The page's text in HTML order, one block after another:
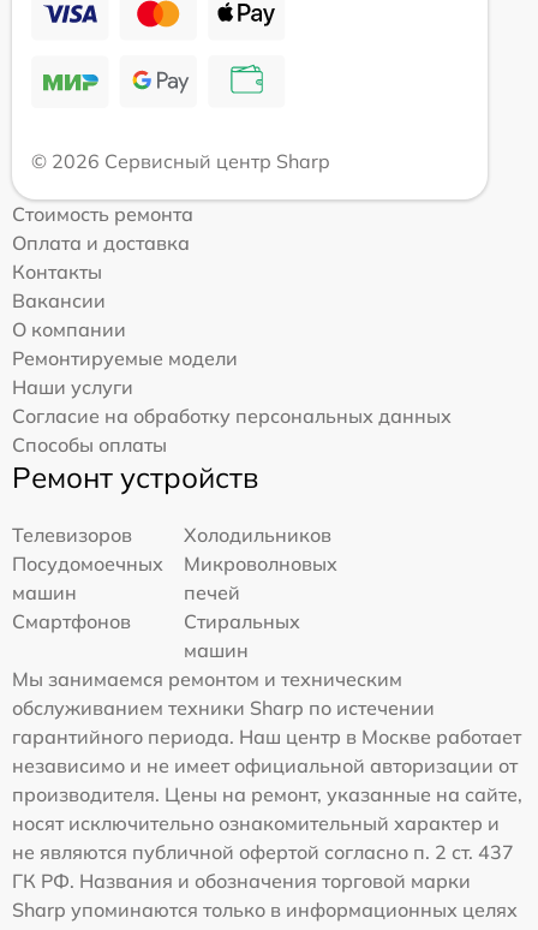
© 2026 Сервисный центр Sharp
Стоимость ремонта
Оплата и доставка
Контакты
Вакансии
О компании
Ремонтируемые модели
Наши услуги
Согласие на обработку персональных данных
Способы оплаты
Ремонт устройств
Телевизоров
Холодильников
Посудомоечных
машин
Микроволновых
печей
Смартфонов
Стиральных
машин
Мы занимаемся ремонтом и техническим
обслуживанием техники Sharp по истечении
гарантийного периода. Наш центр в Москве работает
независимо и не имеет официальной авторизации от
производителя. Цены на ремонт, указанные на сайте,
носят исключительно ознакомительный характер и
не являются публичной офертой согласно п. 2 ст. 437
ГК РФ. Названия и обозначения торговой марки
Sharp упоминаются только в информационных целях